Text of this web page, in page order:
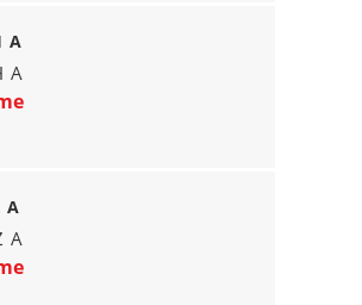
A
A
A
A